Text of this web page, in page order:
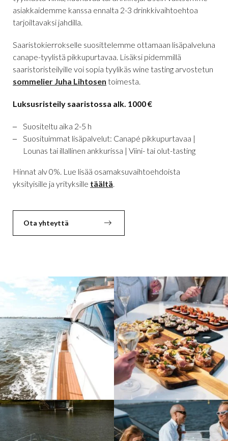
asiakkaidemme kanssa ennalta 2-3 drinkkivaihtoehtoa
tarjoiltavaksi jahdilla.
Saaristokierrokselle suosittelemme ottamaan lisäpalveluna
canape-tyylistä pikkupurtavaa. Lisäksi pidemmillä
saaristoristeilyille voi sopia tyylikäs wine tasting arvostetun
sommelier Juha Lihtosen toimesta.
Luksusristeily saaristossa alk. 1000 €
Suositeltu aika 2-5 h
Suosituimmat lisäpalvelut: Canapé pikkupurtavaa |
Lounas tai illallinen ankkurissa | Viini- tai olut-tasting
Hinnat alv 0%. Lue lisää osamaksuvaihtoehdoista
yksityisille ja yrityksille täältä
Ota yhteyttä